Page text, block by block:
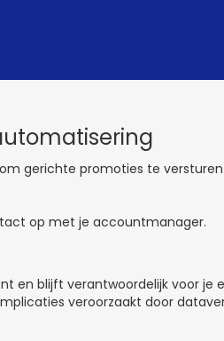
gerichte promoties te
op met je accountmanager.
en blijft verantwoordelijk voor je
veroorzaakt door